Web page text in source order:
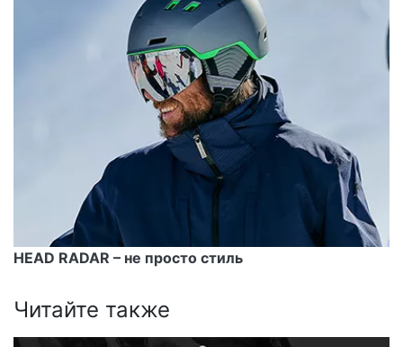
HEAD RADAR – не просто стиль
Читайте также